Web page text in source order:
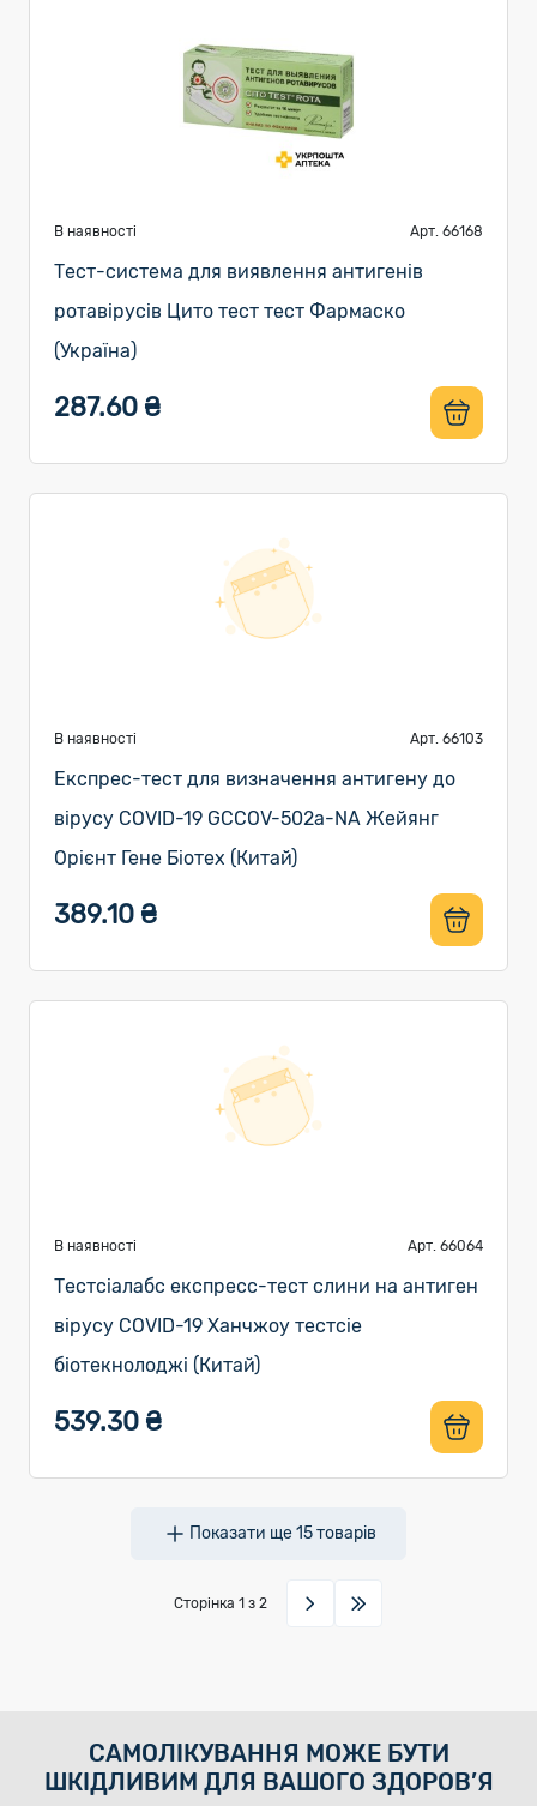
В наявності Арт. 66168
Тест-система для виявлення антигенів
ротавірусів Цито тест тест Фармаско
(Україна)
287.60 ₴
В наявності Арт. 66103
Експрес-тест для визначення антигену до
вірусу COVID-19 GCCOV-502a-NA Жейянг
Орієнт Гене Біотех (Китай)
389.10 ₴
В наявності Арт. 66064
Тестсіалабс експресс-тест слини на антиген
вірусу COVID-19 Ханчжоу тестсіе
біотекнолоджі (Китай)
539.30 ₴
Показати ще15товарів
Сторінка 1 з 2
САМОЛІКУВАННЯ МОЖЕ БУТИ
ШКІДЛИВИМ ДЛЯ ВАШОГО ЗДОРОВ’Я